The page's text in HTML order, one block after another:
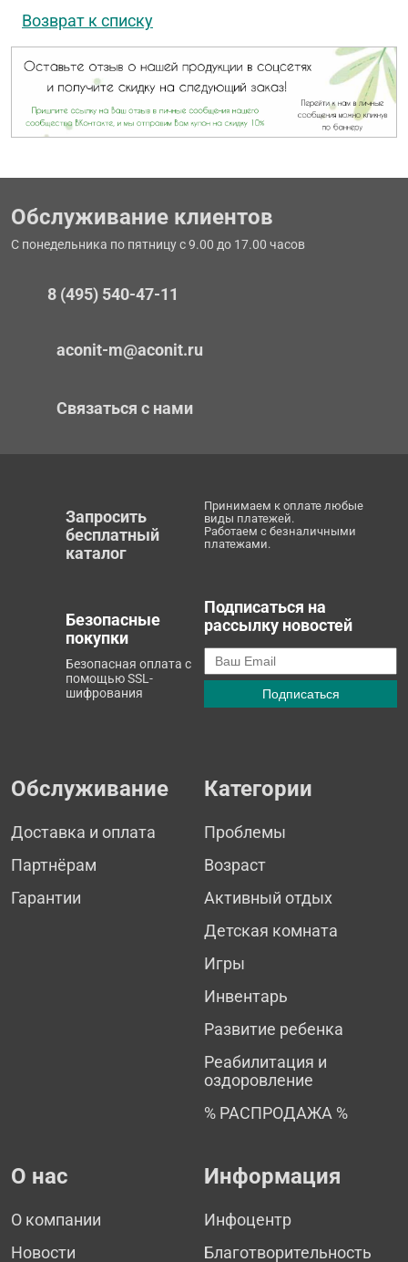
Возврат к списку
Обслуживание клиентов
С понедельника по пятницу с 9.00 до 17.00 часов
8 (495) 540-47-11
aconit-m@aconit.ru
Связаться с нами
Запросить
бесплатный
каталог
Принимаем к оплате любые
виды платежей.
Работаем с безналичными
платежами.
Безопасные
покупки
Безопасная оплата с
помощью SSL-
шифрования
Подписаться на
рассылку новостей
Обслуживание
Доставка и оплата
Партнёрам
Гарантии
Категории
Проблемы
Возраст
Активный отдых
Детская комната
Игры
Инвентарь
Развитие ребенка
Реабилитация и
оздоровление
% РАСПРОДАЖА %
О нас
О компании
Новости
Информация
Инфоцентр
Благотворительность